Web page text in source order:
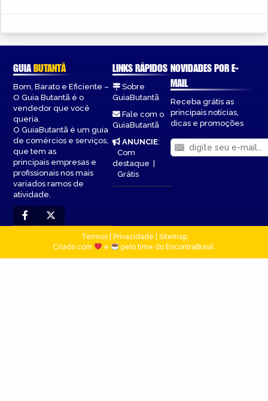
GUIABUTANTÃ
Bom, Barato e Eficiente –
O Guia Butantã é o
vendedor que você
queria.
O GuiaButantã é um guia
de comércios e serviços,
que tem as
principais empresas e
profissionais nos mais
variados ramos de
atividade.
LINKS RÁPIDOS
Sobre
GuiaButantã
Fale com o
GuiaButantã
ANUNCIE:
Com
destaque|
Grátis
NOVIDADES POR E-
MAIL
Receba grátis as
principais notícias,
dicas e promoções
Termos| Privacidade
Sitemap
Criado com
e pelo time do EncontraBrasil